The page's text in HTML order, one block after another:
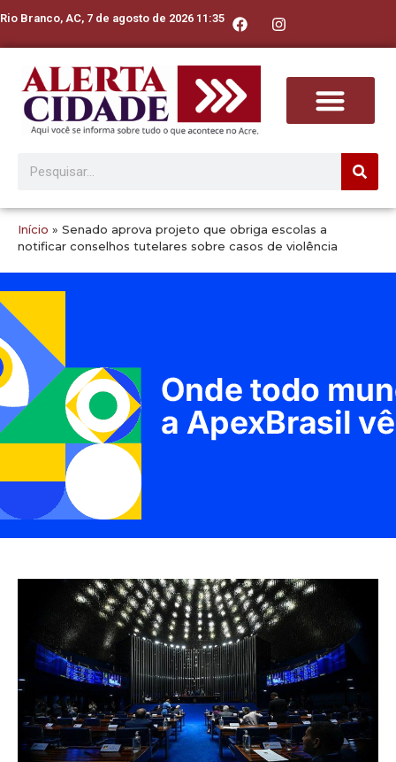
Rio Branco, AC, 7 de agosto de 2026 11:35
Início » Senado aprova projeto que obriga escolas a
notificar conselhos tutelares sobre casos de violência